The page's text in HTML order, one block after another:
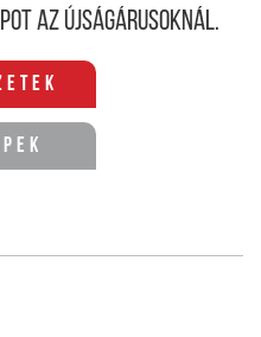
az újságárusoknál.